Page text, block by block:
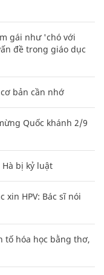
gái như 'chó với
đề trong giáo dục
bản cần nhớ
Quốc khánh 2/9
Hà bị kỷ luật
xin HPV: Bác sĩ nói
tố hóa học bằng thơ,